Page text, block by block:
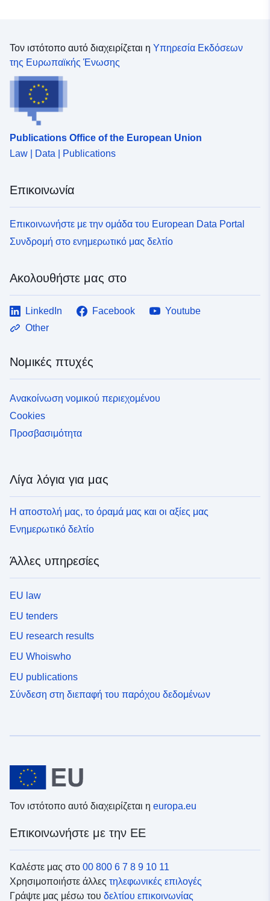
Τον ιστότοπο αυτό διαχειρίζεται η Υπηρεσία Εκδόσεων
της Ευρωπαϊκής Ένωσης
Publications Office of the European Union
Law | Data | Publications
Επικοινωνία
Επικοινωνήστε με την ομάδα του European Data Portal
Συνδρομή στο ενημερωτικό μας δελτίο
Ακολουθήστε μας στο
LinkedIn Facebook
Youtube
Other
Νομικές πτυχές
Ανακοίνωση νομικού περιεχομένου
Cookies
Προσβασιμότητα
Λίγα λόγια για μας
Η αποστολή μας, το όραμά μας και οι αξίες μας
Ενημερωτικό δελτίο
Άλλες υπηρεσίες
EU law
EU tenders
EU research results
EU Whoiswho
EU publications
Σύνδεση στη διεπαφή του παρόχου δεδομένων
Τον ιστότοπο αυτό διαχειρίζεται η europa.eu
Επικοινωνήστε με την ΕΕ
Καλέστε μας στο 00 800 6 7 8 9 10 11
Χρησιμοποιήστε άλλες τηλεφωνικές επιλογές
Γράψτε μας μέσω του δελτίου επικοινωνίας